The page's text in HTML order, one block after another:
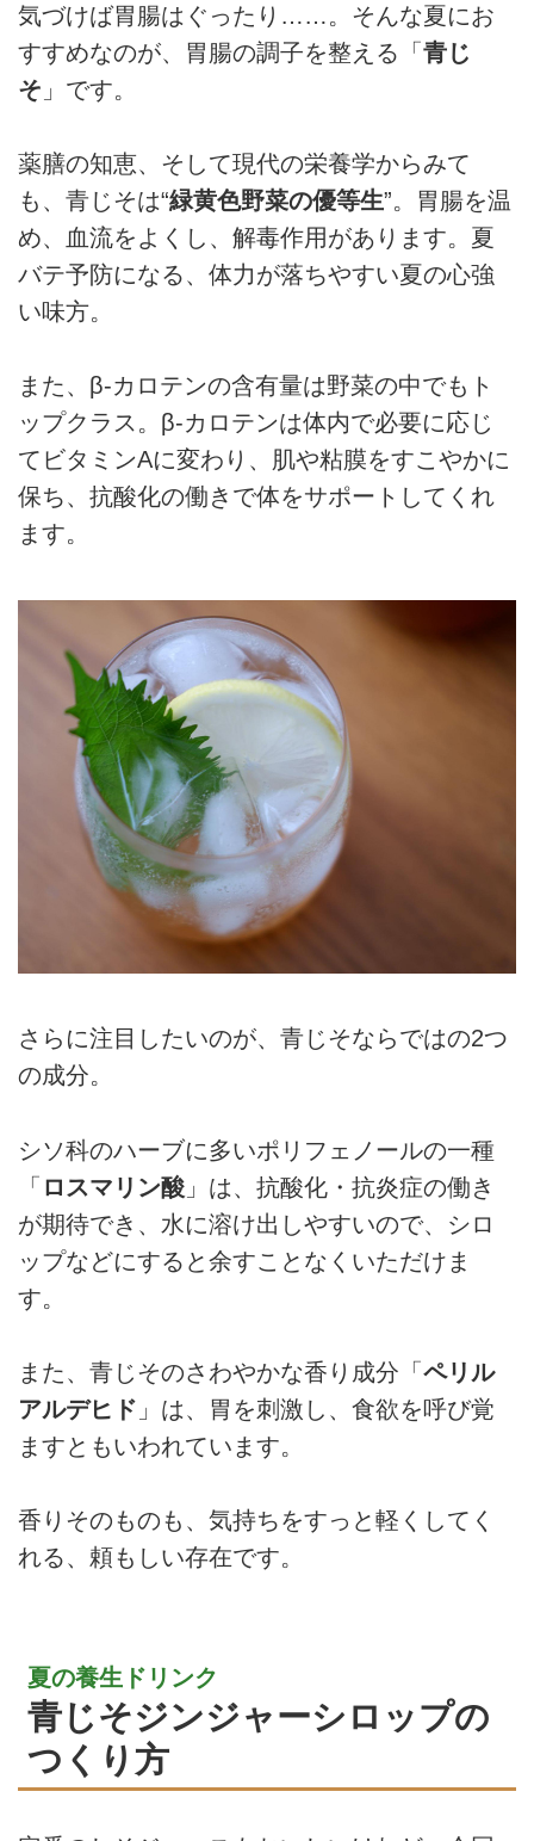
気づけば胃腸はぐったり……。そんな夏にお
すすめなのが、胃腸の調子を整える「 青じ
そ 」です。
薬膳の知恵、そして現代の栄養学からみて
も、青じそは“緑黄色野菜の優等生”。胃腸を温
め、血流をよくし、解毒作用があります。夏
バテ予防になる、体力が落ちやすい夏の心強
い味方。
また、β-カロテンの含有量は野菜の中でもト
ップクラス。β-カロテンは体内で必要に応じ
てビタミンAに変わり、肌や粘膜をすこやかに
保ち、抗酸化の働きで体をサポートしてくれ
ます。
さらに注目したいのが、青じそならではの2つ
の成分。
シソ科のハーブに多いポリフェノールの一種
「 ロスマリン酸 」は、抗酸化・抗炎症の働き
が期待でき、水に溶け出しやすいので、シロ
ップなどにすると余すことなくいただけま
す。
また、青じそのさわやかな香り成分「 ペリル
アルデヒド 」は、胃を刺激し、食欲を呼び覚
ますともいわれています。
香りそのものも、気持ちをすっと軽くしてく
れる、頼もしい存在です。
夏の養生ドリンク
青じそジンジャーシロップの
つくり方